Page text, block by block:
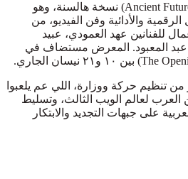
بيتصدر مستقبلات عتيقة (Ancient Futures) نسخة هالسنة، وهو
والأدائية وفن الفيديو، من
للفنانين عهد العمودي، عبيد
عبد المعبود. المعرض مستضاف في
تنظيم حركة ووزارة، اللي عم يلعبوا
العرب لعالم الويب الثالث، وتسليط
على جبهات التجديد والابتكار